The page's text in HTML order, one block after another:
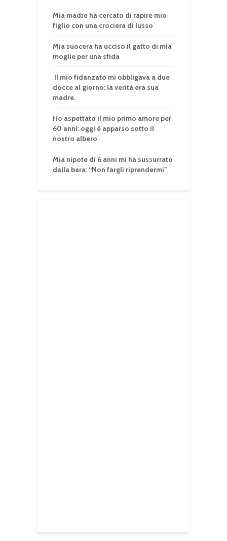
Mia madre ha cercato di rapire mio
figlio con una crociera di lusso
Mia suocera ha ucciso il gatto di mia
moglie per una sfida
Il mio fidanzato mi obbligava a due
docce al giorno: la verità era sua
madre.
Ho aspettato il mio primo amore per
60 anni: oggi è apparso sotto il
nostro albero
Mia nipote di 6 anni mi ha sussurrato
dalla bara: “Non fargli riprendermi”